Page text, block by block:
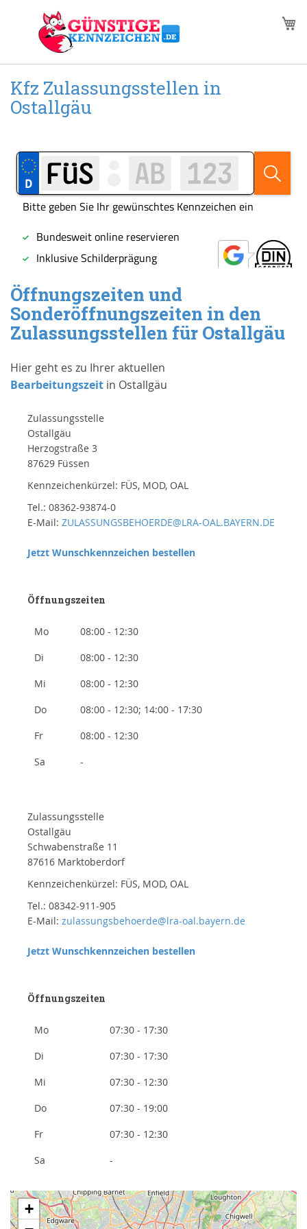
springen
Kfz Zulassungsstellen in
Ostallgäu
Öffnungszeiten und
Sonderöffnungszeiten in den
Zulassungsstellen für Ostallgäu
Hier geht es zu Ihrer aktuellen
Bearbeitungszeit in Ostallgäu
Zulassungsstelle
Ostallgäu
Herzogstraße 3
87629 Füssen
Kennzeichenkürzel: FÜS, MOD, OAL
Tel.: 08362-93874-0
E-Mail: ZULASSUNGSBEHOERDE@LRA-OAL.BAYERN.DE
Jetzt Wunschkennzeichen bestellen
Öffnungszeiten
Mo
08:00 - 12:30
Di
08:00 - 12:30
Mi
08:00 - 12:30
Do
08:00 - 12:30; 14:00 - 17:30
Fr
08:00 - 12:30
Sa
-
Zulassungsstelle
Ostallgäu
Schwabenstraße 11
87616 Marktoberdorf
Kennzeichenkürzel: FÜS, MOD, OAL
Tel.: 08342-911-905
E-Mail: zulassungsbehoerde@lra-oal.bayern.de
Jetzt Wunschkennzeichen bestellen
Öffnungszeiten
Mo
07:30 - 17:30
Di
07:30 - 17:30
Mi
07:30 - 12:30
Do
07:30 - 19:00
Fr
07:30 - 12:30
Sa
-
+